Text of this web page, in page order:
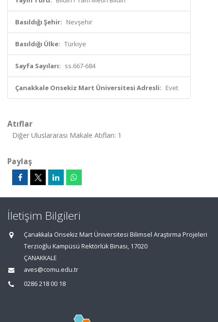
Basıldığı Şehir: Nevşehir
Basıldığı Ülke: Türkiye
Sayfa Sayıları: ss.667-684
Çanakkale Onsekiz Mart Üniversitesi Adresli: Evet
Atıflar
Diğer Uluslararası Makale Atıfları: 1
Paylaş
İletişim Bilgileri
Çanakkala Onsekiz Mart Üniversitesi Bilimsel Araştırma Projeleri
Terzioğlu Kampüsü Rektörlük Binası, 17020
ÇANAKKALE
aves@comu.edu.tr
0286 218 00 18